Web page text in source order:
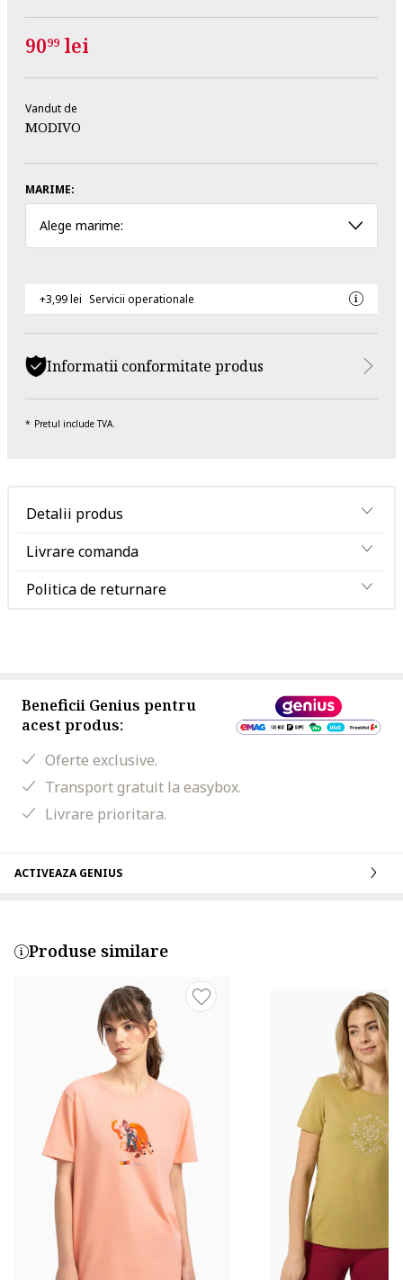
9099 lei
Vandut de
MODIVO
MARIME:
Alege marime:
+3,99 lei Servicii operationale
Informatii conformitate produs
Pretul include TVA.
Detalii produs
Livrare comanda
Politica de returnare
Beneficii Genius pentru
acest produs:
Oferte exclusive.
Transport gratuit la easybox.
Livrare prioritara.
ACTIVEAZA GENIUS
Produse similare